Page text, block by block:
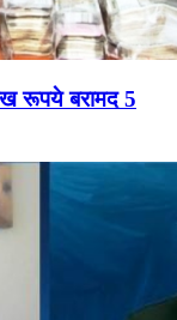
रूपये बरामद 5